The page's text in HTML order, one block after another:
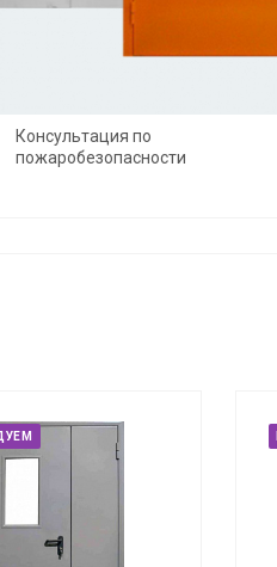
Консультация по
пожаробезопасности